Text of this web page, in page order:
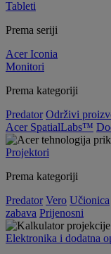
Tableti
Prema seriji
Acer Iconia
Monitori
Prema kategoriji
Predator Održivi
Acer SpatialLabs™
Projektori
Prema kategoriji
Predator Vero Učionica
zabava Prijenosni
Elektronika i dodatna